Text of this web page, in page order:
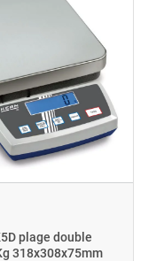
plage double
318x308x75mm